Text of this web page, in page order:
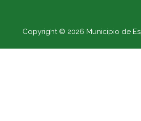
Copyright © 2026 Municipio de